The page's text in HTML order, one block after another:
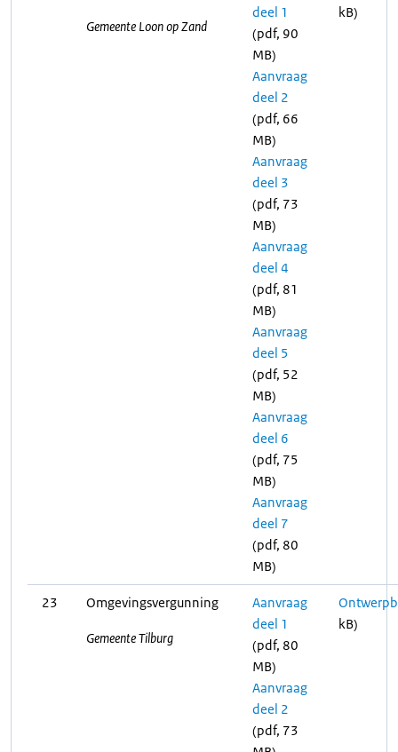
Gemeente Loon op Zand
deel 1
(pdf, 90
MB)
Aanvraag
deel 2
(pdf, 66
MB)
Aanvraag
deel 3
(pdf, 73
MB)
Aanvraag
deel 4
(pdf, 81
MB)
Aanvraag
deel 5
(pdf, 52
MB)
Aanvraag
deel 6
(pdf, 75
MB)
Aanvraag
deel 7
(pdf, 80
MB)
kB)
23 Omgevingsvergunning
Gemeente Tilburg
Aanvraag
deel 1
(pdf, 80
MB)
Aanvraag
deel 2
(pdf, 73
kB)